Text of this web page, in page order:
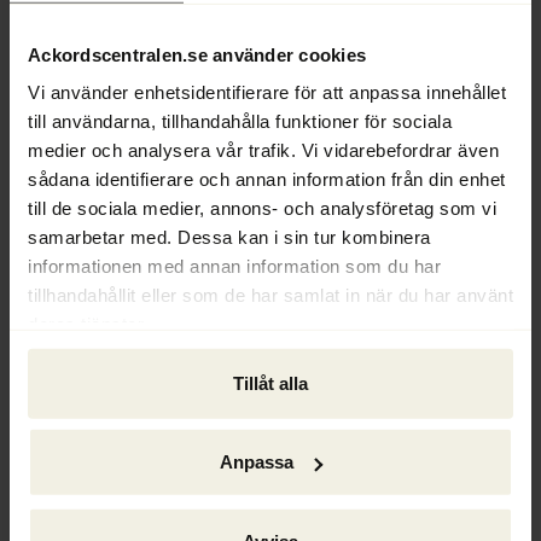
Ackordscentralen.se använder cookies
Vi använder enhetsidentifierare för att anpassa innehållet
till användarna, tillhandahålla funktioner för sociala
medier och analysera vår trafik. Vi vidarebefordrar även
sådana identifierare och annan information från din enhet
till de sociala medier, annons- och analysföretag som vi
samarbetar med. Dessa kan i sin tur kombinera
informationen med annan information som du har
tillhandahållit eller som de har samlat in när du har använt
Tillåt alla
Anpassa
Text: Hans Ödén
Ackordscentralen Nyheter nr 1 2026